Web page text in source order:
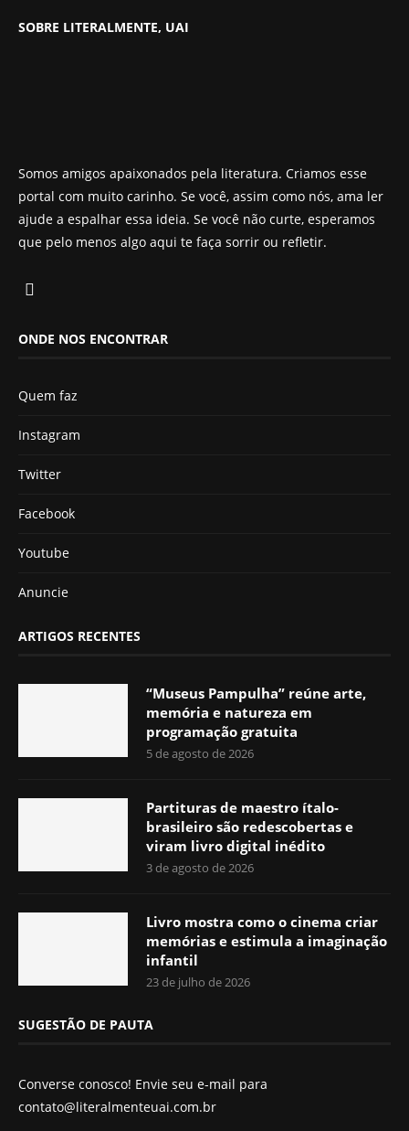
SOBRE LITERALMENTE, UAI
Somos amigos apaixonados pela literatura. Criamos esse
portal com muito carinho. Se você, assim como nós, ama ler
ajude a espalhar essa ideia. Se você não curte, esperamos
que pelo menos algo aqui te faça sorrir ou refletir.
ONDE NOS ENCONTRAR
Quem faz
Instagram
Twitter
Facebook
Youtube
Anuncie
ARTIGOS RECENTES
“Museus Pampulha” reúne arte,
memória e natureza em
programação gratuita
5 de agosto de 2026
Partituras de maestro ítalo-
brasileiro são redescobertas e
viram livro digital inédito
3 de agosto de 2026
Livro mostra como o cinema criar
memórias e estimula a imaginação
infantil
23 de julho de 2026
SUGESTÃO DE PAUTA
Converse conosco! Envie seu e-mail para
contato@literalmenteuai.com.br